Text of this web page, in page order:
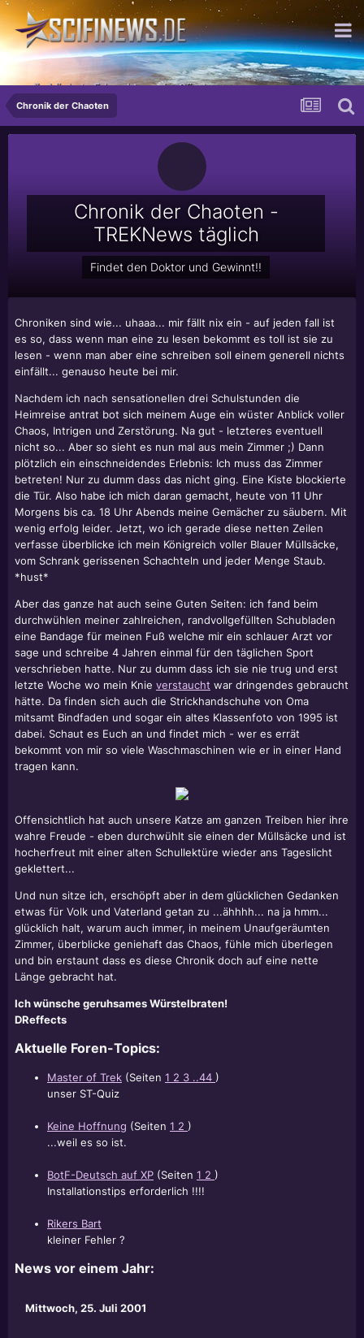
...die höchste Erleuchtung der Sünde
Chronik der Chaoten
Chronik der Chaoten -
TREKNews täglich
Findet den Doktor und Gewinnt!!
Chroniken sind wie... uhaaa... mir fällt nix ein - auf jeden fall ist
es so, dass wenn man eine zu lesen bekommt es toll ist sie zu
lesen - wenn man aber eine schreiben soll einem generell nichts
einfällt... genauso heute bei mir.
Nachdem ich nach sensationellen drei Schulstunden die
Heimreise antrat bot sich meinem Auge ein wüster Anblick voller
Chaos, Intrigen und Zerstörung. Na gut - letzteres eventuell
nicht so... Aber so sieht es nun mal aus mein Zimmer ;) Dann
plötzlich ein einschneidendes Erlebnis: Ich muss das Zimmer
betreten! Nur zu dumm dass das nicht ging. Eine Kiste blockierte
die Tür. Also habe ich mich daran gemacht, heute von 11 Uhr
Morgens bis ca. 18 Uhr Abends meine Gemächer zu säubern. Mit
wenig erfolg leider. Jetzt, wo ich gerade diese netten Zeilen
verfasse überblicke ich mein Königreich voller Blauer Müllsäcke,
vom Schrank gerissenen Schachteln und jeder Menge Staub.
*hust*
Aber das ganze hat auch seine Guten Seiten: ich fand beim
durchwühlen meiner zahlreichen, randvollgefüllten Schubladen
eine Bandage für meinen Fuß welche mir ein schlauer Arzt vor
sage und schreibe 4 Jahren einmal für den täglichen Sport
verschrieben hatte. Nur zu dumm dass ich sie nie trug und erst
letzte Woche wo mein Knie verstaucht war dringendes gebraucht
hätte. Da finden sich auch die Strickhandschuhe von Oma
mitsamt Bindfaden und sogar ein altes Klassenfoto von 1995 ist
dabei. Schaut es Euch an und findet mich - wer es errät
bekommt von mir so viele Waschmaschinen wie er in einer Hand
tragen kann.
Offensichtlich hat auch unsere Katze am ganzen Treiben hier ihre
wahre Freude - eben durchwühlt sie einen der Müllsäcke und ist
hocherfreut mit einer alten Schullektüre wieder ans Tageslicht
geklettert...
Und nun sitze ich, erschöpft aber in dem glücklichen Gedanken
etwas für Volk und Vaterland getan zu ...ähhhh... na ja hmm...
glücklich halt, warum auch immer, in meinem Unaufgeräumten
Zimmer, überblicke geniehaft das Chaos, fühle mich überlegen
und bin erstaunt dass es diese Chronik doch auf eine nette
Länge gebracht hat.
Ich wünsche geruhsames Würstelbraten!
DReffects
Aktuelle Foren-Topics:
Master of Trek (Seiten 1 2 3 ..44 )
unser ST-Quiz
Keine Hoffnung (Seiten 1 2 )
...weil es so ist.
BotF-Deutsch auf XP (Seiten 1 2 )
Installationstips erforderlich !!!!
Rikers Bart
kleiner Fehler ?
News vor einem Jahr:
Mittwoch, 25. Juli 2001